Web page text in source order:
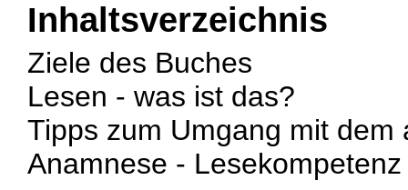
Inhaltsverzeichnis
Ziele des Buches
Lesen - was ist das?
Tipps zum Umgang mit dem
Anamnese - Lesekompetenz